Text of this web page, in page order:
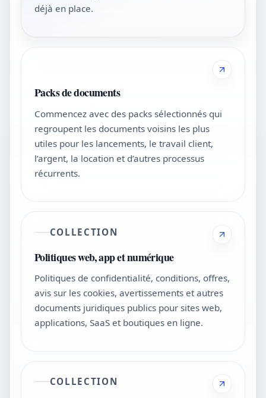
déjà en place.
Packs de documents
Commencez avec des packs sélectionnés qui
regroupent les documents voisins les plus
utiles pour les lancements, le travail client,
l’argent, la location et d’autres processus
récurrents.
COLLECTION
Politiques web, app et numérique
Politiques de confidentialité, conditions, offres,
avis sur les cookies, avertissements et autres
documents juridiques publics pour sites web,
applications, SaaS et boutiques en ligne.
COLLECTION